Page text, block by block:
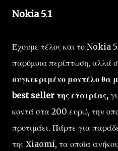
Nokia 5.1
Έχουμε τέλος και το Nokia
παρόμοια περίπτωση, αλλά
συγκεκριμένο μοντέλο θα
best seller της εταιρίας,
κοντά στα 200 ευρώ, την
προτιμάει. Πάρτε για
της Xiaomi, τα οποία